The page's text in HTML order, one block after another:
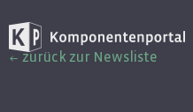
zurück zur Newsliste